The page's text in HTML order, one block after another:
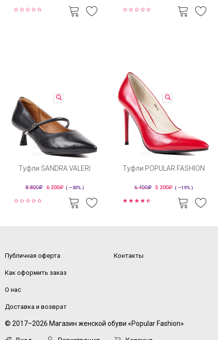
Туфли SANDRA VALERI
8 800 6 200 ( —30% )
Туфли POPULAR FASHION
6 400 5 200 ( —19% )
Публичная оферта
Как оформить заказ
О нас
Доставка и возврат
Контакты
© 2017–2026 Магазин женской обуви «Popular Fashion»